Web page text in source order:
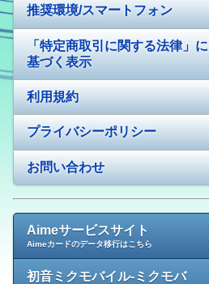
推奨環境/スマートフォン
「特定商取引に関する法律」に
基づく表示
利用規約
プライバシーポリシー
お問い合わせ
Aimeサービスサイト
Aimeカードのデータ移行はこちら
初音ミクモバイル-ミクモバ